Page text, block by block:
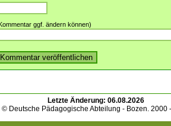
ggf. ändern können)
Letzte Änderung: 06.08.2026
© Deutsche Pädagogische Abteilung - Bozen. 2000